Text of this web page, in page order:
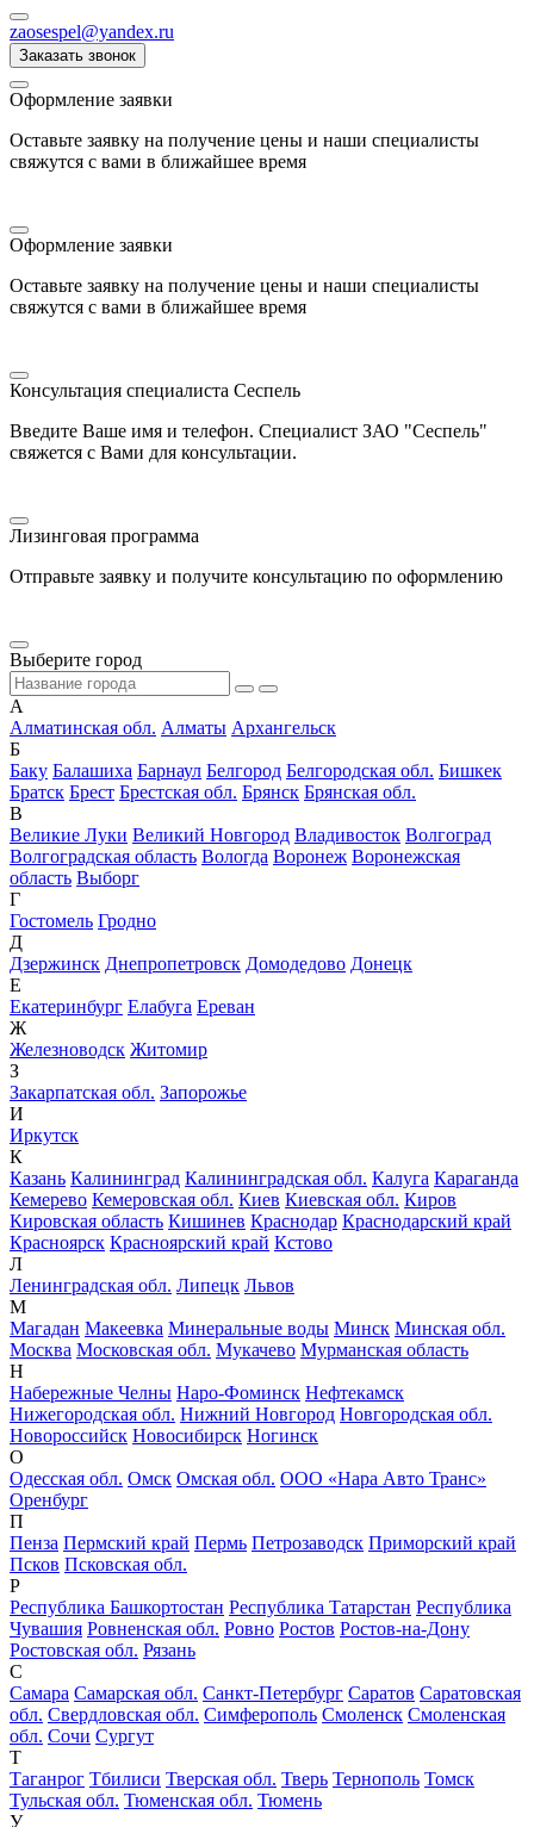
zaosespel@yandex.ru
Заказать звонок
Оформление заявки
Оставьте заявку на получение цены и наши специалисты
свяжутся с вами в ближайшее время
Оформление заявки
Оставьте заявку на получение цены и наши специалисты
свяжутся с вами в ближайшее время
Консультация специалиста Сеспель
Введите Ваше имя и телефон. Специалист ЗАО "Сеспель"
свяжется с Вами для консультации.
Лизинговая программа
Отправьте заявку и получите консультацию по оформлению
Выберите город
А
Алматинская обл. Алматы Архангельск
Б
Баку Балашиха Барнаул Белгород Белгородская обл. Бишкек
Братск Брест Брестская обл. Брянск Брянская обл.
В
Великие Луки Великий Новгород Владивосток Волгоград
Волгоградская область Вологда Воронеж Воронежская
область Выборг
Г
Гостомель Гродно
Д
Дзержинск Днепропетровск Домодедово Донецк
Е
Екатеринбург Елабуга Ереван
Ж
Железноводск Житомир
З
Закарпатская обл. Запорожье
И
Иркутск
К
Казань Калининград Калининградская обл. Калуга Караганда
Кемерево Кемеровская обл. Киев Киевская обл. Киров
Кировская область Кишинев Краснодар Краснодарский край
Красноярск Красноярский край Кстово
Л
Ленинградская обл. Липецк Львов
М
Магадан Макеевка Минеральные воды Минск Минская обл.
Москва Московская обл. Мукачево Мурманская область
Н
Набережные Челны Наро-Фоминск Нефтекамск
Нижегородская обл. Нижний Новгород Новгородская обл.
Новороссийск Новосибирск Ногинск
О
Одесская обл. Омск Омская обл. ООО «Нара Авто Транс»
Оренбург
П
Пенза Пермский край Пермь Петрозаводск Приморский край
Псков Псковская обл.
Р
Республика Башкортостан Республика Татарстан Республика
Чувашия Ровненская обл. Ровно Ростов Ростов-на-Дону
Ростовская обл. Рязань
С
Самара Самарская обл. Санкт-Петербург Саратов Саратовская
обл. Свердловская обл. Симферополь Смоленск Смоленская
обл. Сочи Сургут
Т
Таганрог Тбилиси Тверская обл. Тверь Тернополь Томск
Тульская обл. Тюменская обл. Тюмень
У